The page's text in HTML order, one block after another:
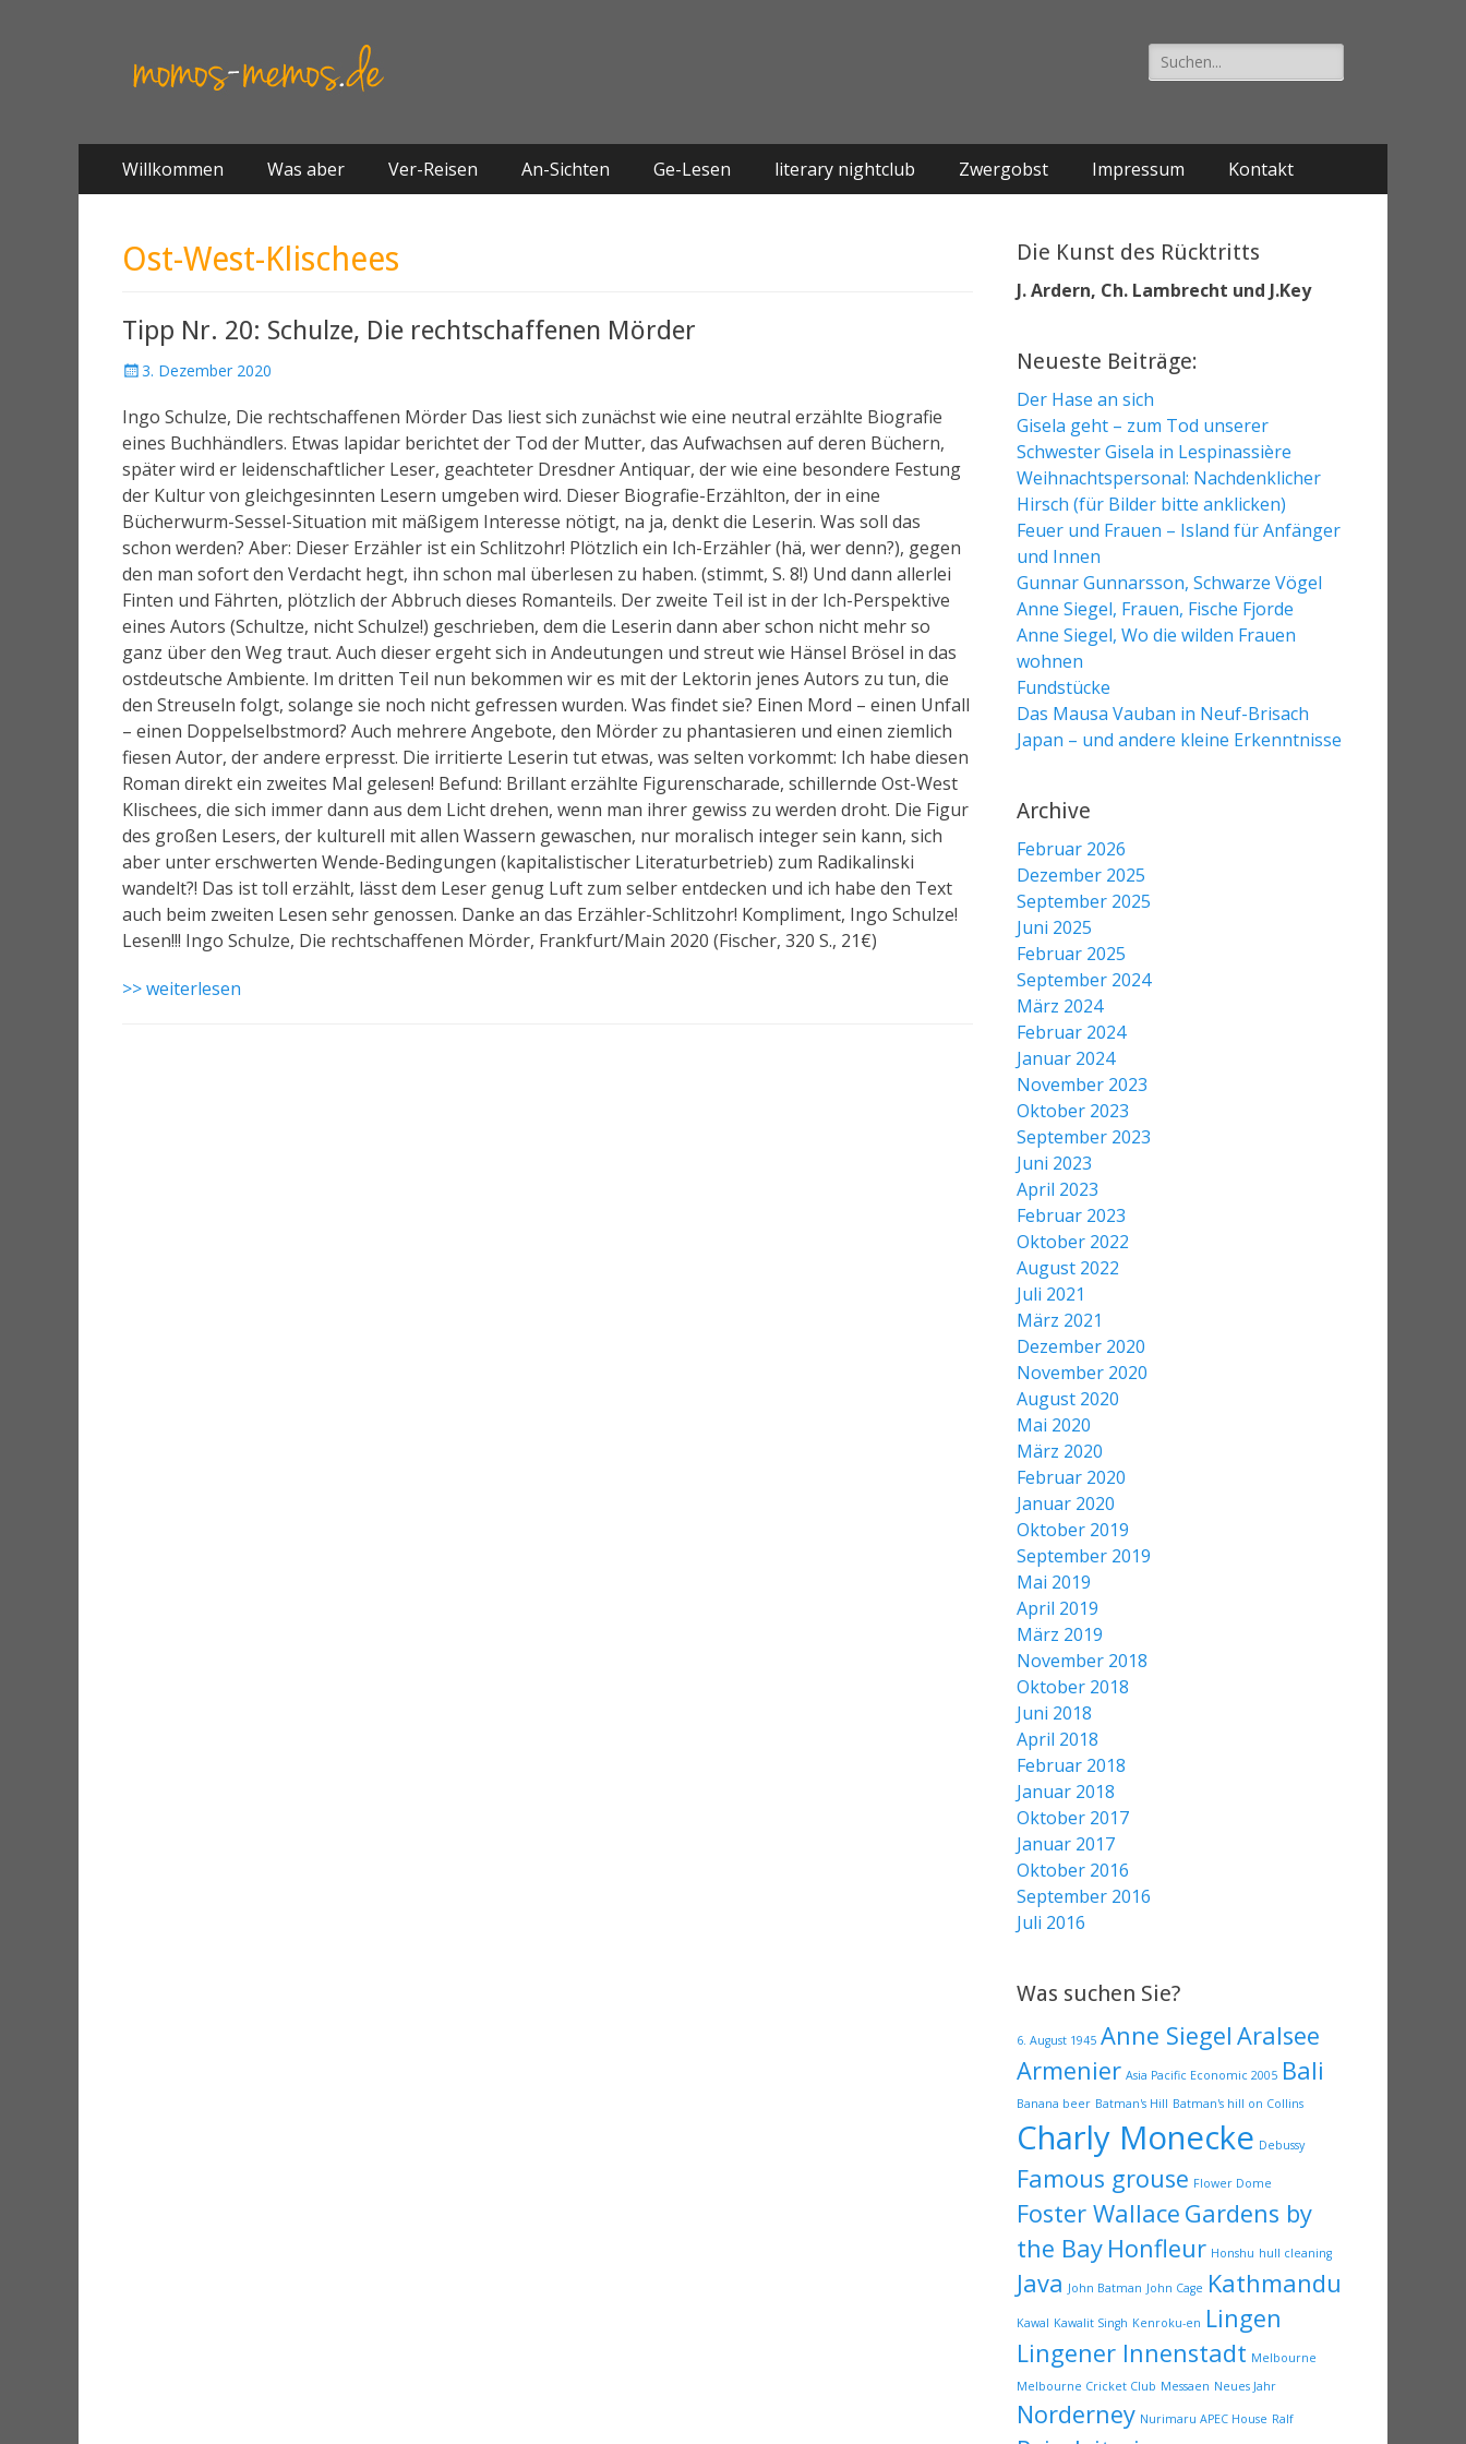
Suche
nach:
Primäres Menü
Springe
zum
Willkommen Was aber Ver-Reisen An-Sichten Ge-Lesen literary nightclub Zwergobst Impressum Kontakt
Ost-West-Klischees
Tipp Nr. 20: Schulze, Die rechtschaffenen Mörder
3. Dezember 2020
Ingo Schulze, Die rechtschaffenen Mörder Das liest sich zunächst wie eine neutral erzählte Biografie
eines Buchhändlers. Etwas lapidar berichtet der Tod der Mutter, das Aufwachsen auf deren Büchern,
später wird er leidenschaftlicher Leser, geachteter Dresdner Antiquar, der wie eine besondere Festung
der Kultur von gleichgesinnten Lesern umgeben wird. Dieser Biografie-Erzählton, der in eine
Bücherwurm-Sessel-Situation mit mäßigem Interesse nötigt, na ja, denkt die Leserin. Was soll das
schon werden? Aber: Dieser Erzähler ist ein Schlitzohr! Plötzlich ein Ich-Erzähler (hä, wer denn?), gegen
den man sofort den Verdacht hegt, ihn schon mal überlesen zu haben. (stimmt, S. 8!) Und dann allerlei
Finten und Fährten, plötzlich der Abbruch dieses Romanteils. Der zweite Teil ist in der Ich-Perspektive
eines Autors (Schultze, nicht Schulze!) geschrieben, dem die Leserin dann aber schon nicht mehr so
ganz über den Weg traut. Auch dieser ergeht sich in Andeutungen und streut wie Hänsel Brösel in das
ostdeutsche Ambiente. Im dritten Teil nun bekommen wir es mit der Lektorin jenes Autors zu tun, die
den Streuseln folgt, solange sie noch nicht gefressen wurden. Was findet sie? Einen Mord – einen Unfall
– einen Doppelselbstmord? Auch mehrere Angebote, den Mörder zu phantasieren und einen ziemlich
fiesen Autor, der andere erpresst. Die irritierte Leserin tut etwas, was selten vorkommt: Ich habe diesen
Roman direkt ein zweites Mal gelesen! Befund: Brillant erzählte Figurenscharade, schillernde Ost-West
Klischees, die sich immer dann aus dem Licht drehen, wenn man ihrer gewiss zu werden droht. Die Figur
des großen Lesers, der kulturell mit allen Wassern gewaschen, nur moralisch integer sein kann, sich
aber unter erschwerten Wende-Bedingungen (kapitalistischer Literaturbetrieb) zum Radikalinski
wandelt?! Das ist toll erzählt, lässt dem Leser genug Luft zum selber entdecken und ich habe den Text
auch beim zweiten Lesen sehr genossen. Danke an das Erzähler-Schlitzohr! Kompliment, Ingo Schulze!
Lesen!!! Ingo Schulze, Die rechtschaffenen Mörder, Frankfurt/Main 2020 (Fischer, 320 S., 21€)
>> weiterlesen
Die Kunst des Rücktritts
J. Ardern, Ch. Lambrecht und J.Key
Neueste Beiträge:
Der Hase an sich
Gisela geht – zum Tod unserer
Schwester Gisela in Lespinassière
Weihnachtspersonal: Nachdenklicher
Hirsch (für Bilder bitte anklicken)
Feuer und Frauen – Island für Anfänger
und Innen
Gunnar Gunnarsson, Schwarze Vögel
Anne Siegel, Frauen, Fische Fjorde
Anne Siegel, Wo die wilden Frauen
wohnen
Fundstücke
Das Mausa Vauban in Neuf-Brisach
Japan – und andere kleine Erkenntnisse
Archive
Februar 2026
Dezember 2025
September 2025
Juni 2025
Februar 2025
September 2024
März 2024
Februar 2024
Januar 2024
November 2023
Oktober 2023
September 2023
Juni 2023
April 2023
Februar 2023
Oktober 2022
August 2022
Juli 2021
März 2021
Dezember 2020
November 2020
August 2020
Mai 2020
März 2020
Februar 2020
Januar 2020
Oktober 2019
September 2019
Mai 2019
April 2019
März 2019
November 2018
Oktober 2018
Juni 2018
April 2018
Februar 2018
Januar 2018
Oktober 2017
Januar 2017
Oktober 2016
September 2016
Juli 2016
Was suchen Sie?
6. August 1945 Anne Siegel Aralsee
Armenier Asia Pacific Economic 2005 Bali
Banana beer Batman's Hill Batman's hill on Collins
Charly Monecke Debussy
Famous grouse Flower Dome
Foster Wallace Gardens by
the Bay Honfleur Honshu hull cleaning
Java John Batman John Cage Kathmandu
Kawal Kawalit Singh Kenroku-en Lingen
Lingener Innenstadt Melbourne
Melbourne Cricket Club Messaen Neues Jahr
Norderney Nurimaru APEC House Ralf